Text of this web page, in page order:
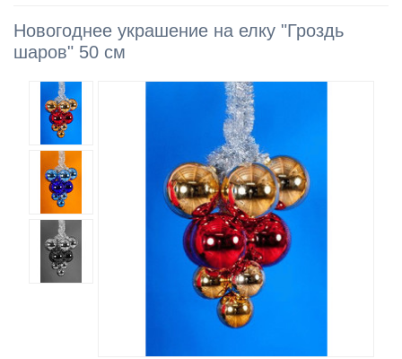
Новогоднее украшение на елку "Гроздь
шаров" 50 см